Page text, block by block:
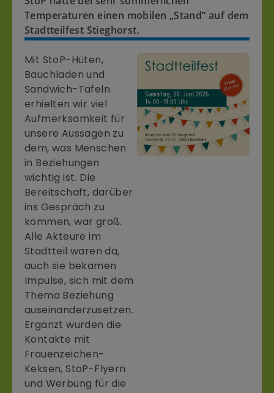
Temperaturen einen mobilen „Stand“ auf dem
Stadtteilfest Stieghorst.
Mit StoP-Hüten,
Bauchladen und
Sandwich-Tafeln
erhielten wir viel
Aufmerksamkeit für
unsere Aussagen zu
dem, was Menschen
in Beziehungen
wichtig ist. Die
Bereitschaft, darüber
ins Gespräch zu
kommen, war groß.
Alle Akteure im
Stadtteil waren da,
auch sie bekamen
Impulse, sich mit dem
Thema Beziehung
auseinanderzusetzen.
Ergänzt wurden die
Kontakte mit
Frauenzeichen-
Keksen, StoP-Flyern
und Werbung für die